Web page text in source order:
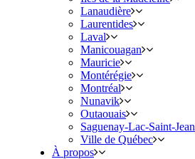
Lanaudière
Laurentides
Laval
Manicouagan
Mauricie
Montérégie
Montréal
Nunavik
Outaouais
Saguenay-Lac-Saint-Jean
Ville de Québec
À propos